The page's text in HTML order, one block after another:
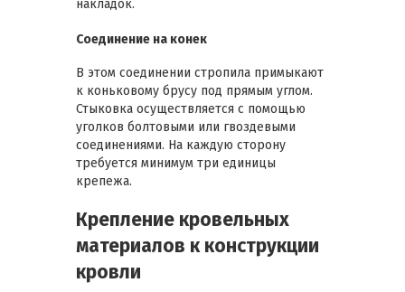
накладок.
Соединение на конек
В этом соединении стропила примыкают
к коньковому брусу под прямым углом.
Стыковка осуществляется с помощью
уголков болтовыми или гвоздевыми
соединениями. На каждую сторону
требуется минимум три единицы
крепежа.
Крепление кровельных
материалов к конструкции
кровли